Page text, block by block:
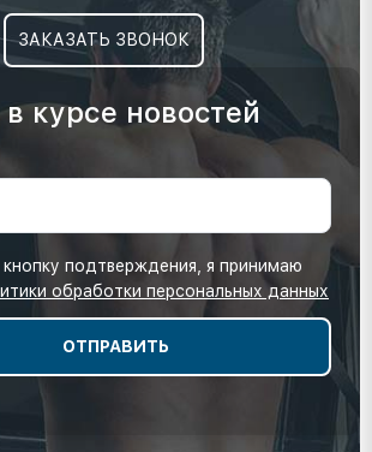
ЗАКАЗАТЬ ЗВОНОК
курсе новостей
подтверждения, я принимаю
обработки персональных данных